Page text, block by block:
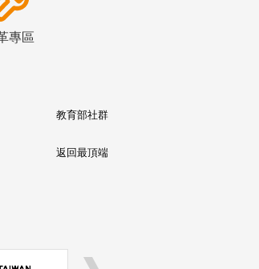
專區
教育部社群
返回最頂端